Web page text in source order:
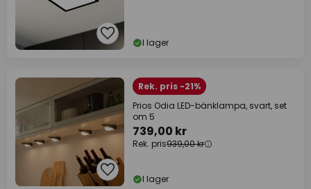
I lager
Rek. pris -21%
Prios Odia LED-bänklampa, svart, set
om 5
739,00 kr
Rek. pris939,00 kr
I lager